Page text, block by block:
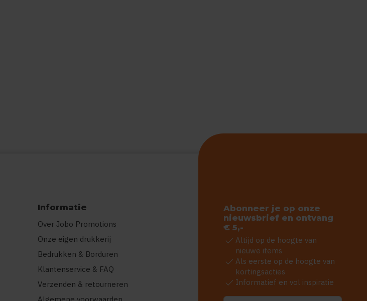
Informatie
Over Jobo Promotions
Onze eigen drukkerij
Bedrukken & Borduren
Klantenservice & FAQ
Verzenden & retourneren
Abonneer je op onze
nieuwsbrief en ontvang
€ 5,-
check Altijd op de hoogte van
nieuwe items
check Als eerste op de hoogte van
kortingsacties
check Informatief en vol inspiratie